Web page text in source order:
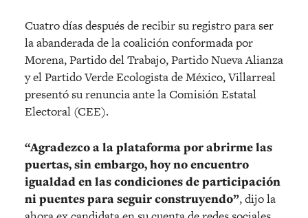
Cuatro días después de recibir su registro para ser
la abanderada de la coalición conformada por
Morena, Partido del Trabajo, Partido Nueva Alianza
y el Partido Verde Ecologista de México, Villarreal
presentó su renuncia ante la Comisión Estatal
Electoral (CEE).
“Agradezco a la plataforma por abrirme las
puertas, sin embargo, hoy no encuentro
igualdad en las condiciones de participación
ni puentes para seguir construyendo”, dijo la